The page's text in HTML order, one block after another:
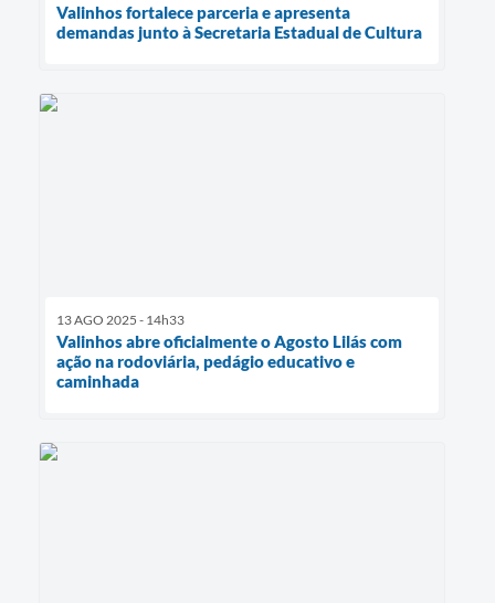
Valinhos fortalece parceria e apresenta
demandas junto à Secretaria Estadual de Cultura
13 AGO 2025 - 14h33
Valinhos abre oficialmente o Agosto Lilás com
ação na rodoviária, pedágio educativo e
caminhada